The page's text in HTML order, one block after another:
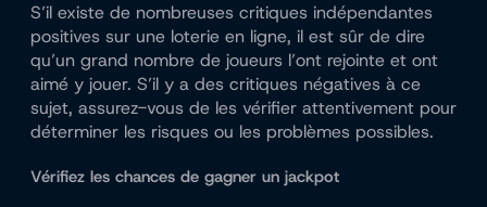
S’il existe de nombreuses critiques indépendantes
positives sur une loterie en ligne, il est sûr de dire
qu’un grand nombre de joueurs l’ont rejointe et ont
aimé y jouer. S’il y a des critiques négatives à ce
sujet, assurez-vous de les vérifier attentivement pour
déterminer les risques ou les problèmes possibles.
Vérifiez les chances de gagner un jackpot